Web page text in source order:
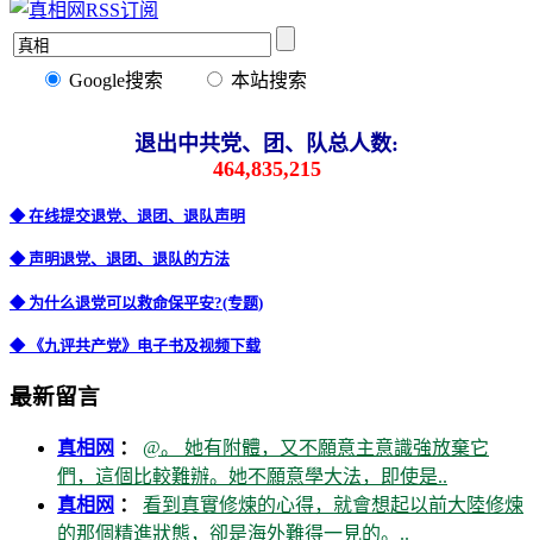
Google搜索 本站搜索
退出中共党、团、队总人数:
464,835,215
◆ 在线提交退党、退团、退队声明
◆ 声明退党、退团、退队的方法
◆ 为什么退党可以救命保平安?(专题)
◆ 《九评共产党》电子书及视频下载
最新留言
真相网 ： @。 她有附體，又不願意主意識強放棄它
們，這個比較難辦。她不願意學大法，即使是..
真相网 ： 看到真實修煉的心得，就會想起以前大陸修煉
的那個精進狀態，卻是海外難得一見的。..